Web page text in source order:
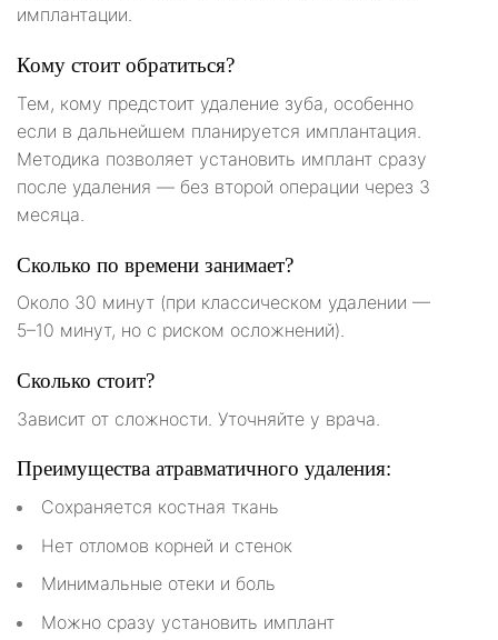
имплантации.
Кому стоит обратиться?
Тем, кому предстоит удаление зуба, особенно
если в дальнейшем планируется имплантация.
Методика позволяет установить имплант сразу
после удаления — без второй операции через 3
месяца.
Сколько по времени занимает?
Около 30 минут (при классическом удалении —
5–10 минут, но с риском осложнений).
Сколько стоит?
Зависит от сложности. Уточняйте у врача.
Преимущества атравматичного удаления:
Сохраняется костная ткань
Нет отломов корней и стенок
Минимальные отеки и боль
Можно сразу установить имплант